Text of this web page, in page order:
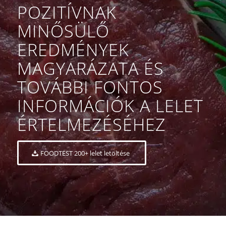
POZITÍVNAK
MINŐSÜLŐ
EREDMÉNYEK
MAGYARÁZATA ÉS
TOVÁBBI FONTOS
INFORMÁCIÓK A LELET
ÉRTELMEZÉSÉHEZ
FOODTEST 200+ lelet letöltése